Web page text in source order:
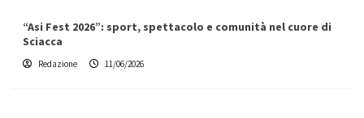
“Asi Fest 2026”: sport, spettacolo e comunità nel cuore di
Sciacca
Redazione 11/06/2026